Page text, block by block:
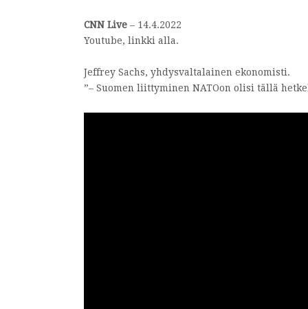
CNN Live – 14.4.2022
Youtube, linkki alla.
Jeffrey Sachs, yhdysvaltalainen ekonomisti.
”– Suomen liittyminen NATOon olisi tällä